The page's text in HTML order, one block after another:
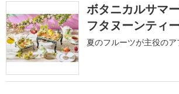
ボタニカルサマ
フタヌーンティー
夏のフルーツが主役の